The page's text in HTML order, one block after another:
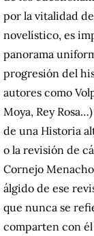
por la vitalidad
novelístico, es
panorama
progresión del
autores como
Moya, Rey
de una Historia
o la revisión de
Cornejo
álgido de ese
que nunca se
comparten con